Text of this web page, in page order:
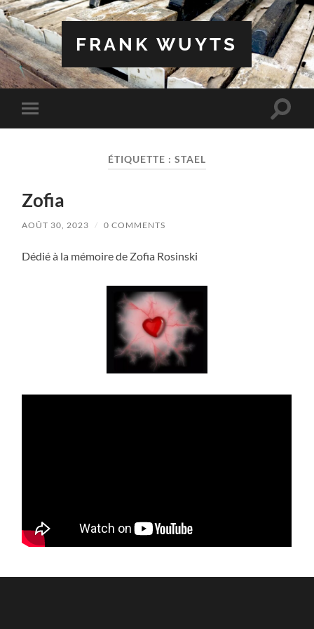
FRANK WUYTS
Toggle
mobile
Toggle
ÉTIQUETTE : STAEL
Zofia
AOÛT 30, 2023 / 0 COMMENTS
Dédié à la mémoire de Zofia Rosinski